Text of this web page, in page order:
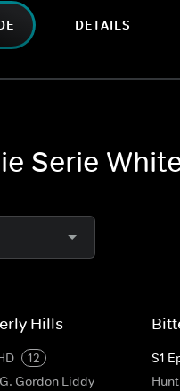
DETAILS
Serie
Hills
12
Gordon Liddy
S1